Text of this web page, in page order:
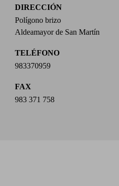
DIRECCIÓN
Polígono brizo
Aldeamayor de San Martín
TELÉFONO
983370959
FAX
983 371 758